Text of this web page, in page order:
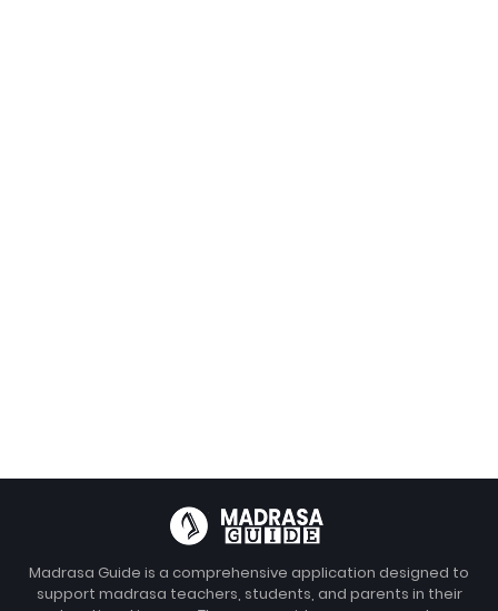
Madrasa Guide is a comprehensive application designed to
support madrasa teachers, students, and parents in their